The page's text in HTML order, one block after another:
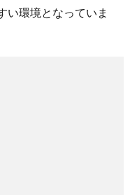
い環境となっていま